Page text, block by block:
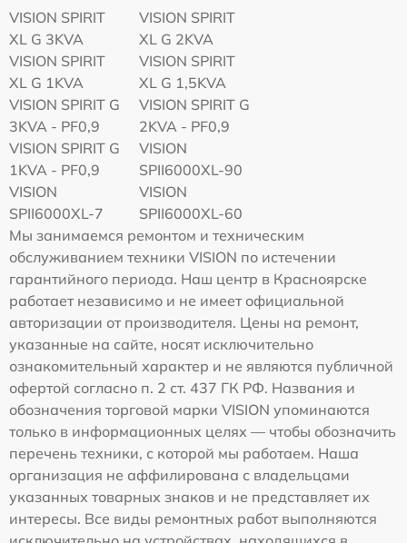
VISION SPIRIT
XL G 3KVA
VISION SPIRIT
XL G 2KVA
VISION SPIRIT
XL G 1KVA
VISION SPIRIT
XL G 1,5KVA
VISION SPIRIT G
3KVA - PF0,9
VISION SPIRIT G
2KVA - PF0,9
VISION SPIRIT G
1KVA - PF0,9
VISION
SPII6000XL-90
VISION
SPII6000XL-7
VISION
SPII6000XL-60
Мы занимаемся ремонтом и техническим
обслуживанием техники VISION по истечении
гарантийного периода. Наш центр в Красноярске
работает независимо и не имеет официальной
авторизации от производителя. Цены на ремонт,
указанные на сайте, носят исключительно
ознакомительный характер и не являются публичной
офертой согласно п. 2 ст. 437 ГК РФ. Названия и
обозначения торговой марки VISION упоминаются
только в информационных целях — чтобы обозначить
перечень техники, с которой мы работаем. Наша
организация не аффилирована с владельцами
указанных товарных знаков и не представляет их
интересы. Все виды ремонтных работ выполняются